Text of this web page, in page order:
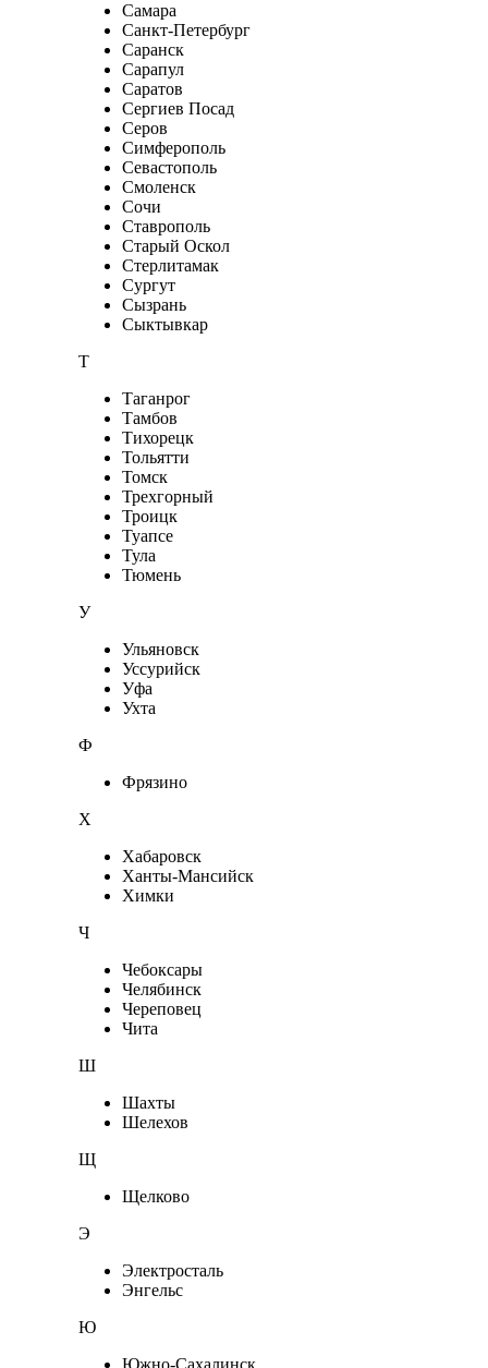
Самара
Санкт-Петербург
Саранск
Сарапул
Саратов
Сергиев Посад
Серов
Симферополь
Севастополь
Смоленск
Сочи
Ставрополь
Старый Оскол
Стерлитамак
Сургут
Сызрань
Сыктывкар
Т
Таганрог
Тамбов
Тихорецк
Тольятти
Томск
Трехгорный
Троицк
Туапсе
Тула
Тюмень
У
Ульяновск
Уссурийск
Уфа
Ухта
Ф
Фрязино
Х
Хабаровск
Ханты-Мансийск
Химки
Ч
Чебоксары
Челябинск
Череповец
Чита
Ш
Шахты
Шелехов
Щ
Щелково
Э
Электросталь
Энгельс
Ю
Южно-Сахалинск